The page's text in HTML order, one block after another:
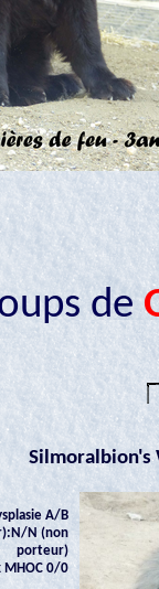
de
Silmoralbion's
A/B
N (non
porteur)
MHOC 0/0